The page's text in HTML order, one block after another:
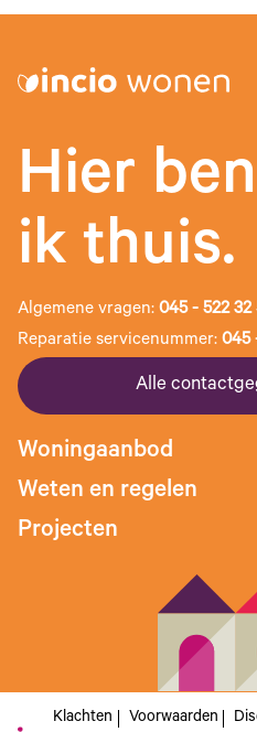
Hier ben
ik thuis.
Algemene vragen: 045 - 522 32
Reparatie servicenummer: 045
Alle
Woningaanbod
Weten en regelen
Projecten
Klachten Voorwaarden